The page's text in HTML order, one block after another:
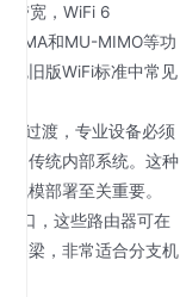
带宽，WiFi 6
和MU-MIMO等功
免旧版WiFi标准中常见
过渡，专业设备必须
和传统内部系统。这种
规模部署至关重要。
端口，这些路由器可在
桥梁，非常适合分支机